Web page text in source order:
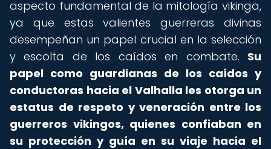
aspecto fundamental de la mitología vikinga,
ya que estas valientes guerreras divinas
desempeñan un papel crucial en la selección
y escolta de los caídos en combate. Su
papel como guardianas de los caídos y
conductoras hacia el Valhalla les otorga un
estatus de respeto y veneración entre los
guerreros vikingos, quienes confiaban en
su protección y guía en su viaje hacia el